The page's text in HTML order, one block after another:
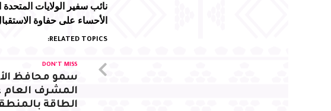
نائب سفير الولايات
الأحساء على حفاوة
RELATED TOPICS:
DON'T MISS
سمو محافظ
المشرف العام
الطاقة